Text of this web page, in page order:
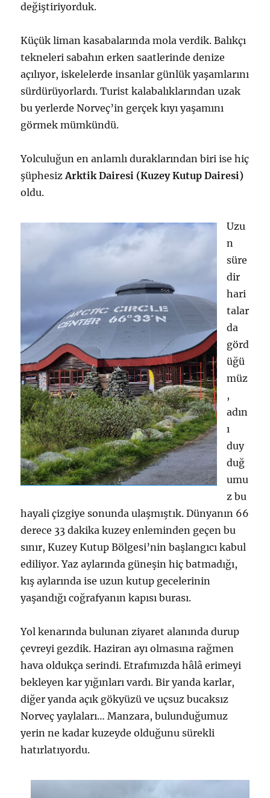
değiştiriyorduk.
Küçük liman kasabalarında mola verdik. Balıkçı
tekneleri sabahın erken saatlerinde denize
açılıyor, iskelelerde insanlar günlük yaşamlarını
sürdürüyorlardı. Turist kalabalıklarından uzak
bu yerlerde Norveç’in gerçek kıyı yaşamını
görmek mümkündü.
Yolculuğun en anlamlı duraklarından biri ise hiç
şüphesizArktik Dairesi (Kuzey Kutup Dairesi)
oldu.
Uzu
n
süre
dir
hari
talar
da
görd
üğü
müz
,
adın
ı
duy
duğ
umu
z bu
hayali çizgiye sonunda ulaşmıştık. Dünyanın 66
derece 33 dakika kuzey enleminden geçen bu
sınır, Kuzey Kutup Bölgesi’nin başlangıcı kabul
ediliyor. Yaz aylarında güneşin hiç batmadığı,
kış aylarında ise uzun kutup gecelerinin
yaşandığı coğrafyanın kapısı burası.
Yol kenarında bulunan ziyaret alanında durup
çevreyi gezdik. Haziran ayı olmasına rağmen
hava oldukça serindi. Etrafımızda hâlâ erimeyi
bekleyen kar yığınları vardı. Bir yanda karlar,
diğer yanda açık gökyüzü ve uçsuz bucaksız
Norveç yaylaları… Manzara, bulunduğumuz
yerin ne kadar kuzeyde olduğunu sürekli
hatırlatıyordu.